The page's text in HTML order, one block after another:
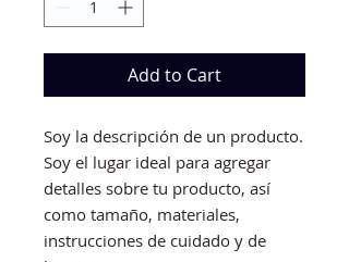
Add to Cart
Soy la descripción de un producto.
Soy el lugar ideal para agregar
detalles sobre tu producto, así
como tamaño, materiales,
instrucciones de cuidado y de